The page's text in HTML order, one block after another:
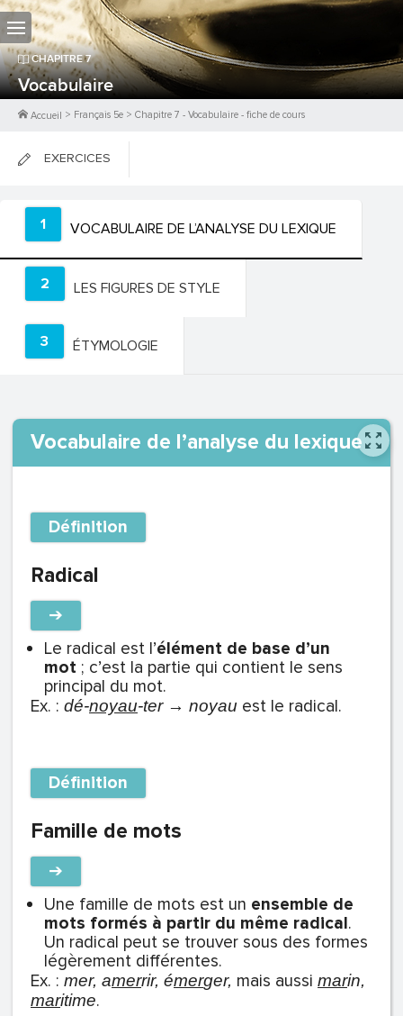
CHAPITRE7
Vocabulaire
Accueil > Français 5e > Chapitre 7 - Vocabulaire - fiche de cours
EXERCICES
FICHES DE COURS
0PTS
1 VOCABULAIRE DE L’ANALYSE DU LEXIQUE
2 LES FIGURES DE STYLE
3 ÉTYMOLOGIE
Vocabulaire de l’analyse du lexique
Définition
Radical
➔
Le radical est l’élément de base d’un
mot ; c’est la partie qui contient le sens
principal du mot.
Ex. : dé-noyau-ter → noyau est le radical.
Définition
Famille de mots
➔
Une famille de mots est un ensemble de
mots formés à partir du même radical.
Un radical peut se trouver sous des formes
légèrement différentes.
Ex. : mer, amerrir, émerger, mais aussi marin,
maritime.